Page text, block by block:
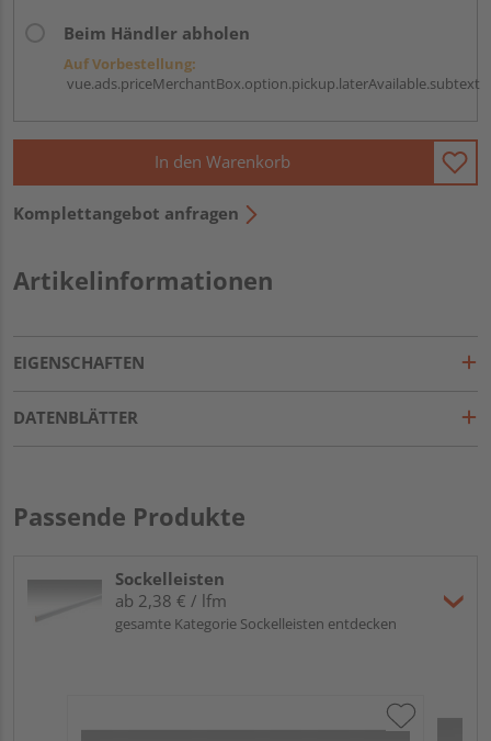
Beim Händler abholen
Auf Vorbestellung:
vue.ads.priceMerchantBox.option.pickup.laterAvailable.subtext
In den Warenkorb
Komplettangebot anfragen
Artikelinformationen
EIGENSCHAFTEN
DATENBLÄTTER
Passende Produkte
Sockelleisten
ab 2,38 € / lfm
gesamte Kategorie Sockelleisten entdecken